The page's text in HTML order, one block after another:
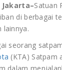
Jakarta–Satuan
di berbagai
lainnya.
seorang
(KTA) Satpam